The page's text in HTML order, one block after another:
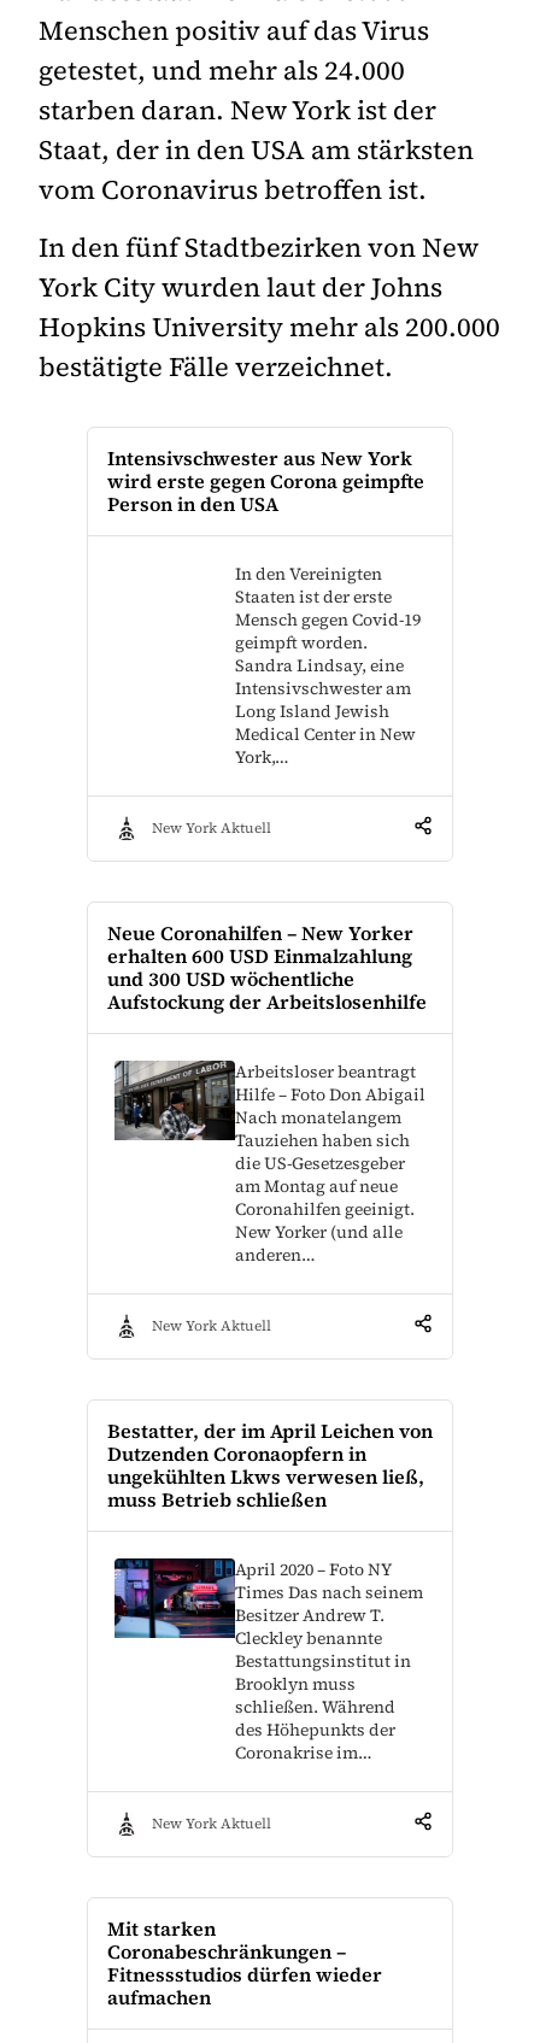
Menschen positiv auf das Virus
getestet, und mehr als 24.000
starben daran. New York ist der
Staat, der in den USA am stärksten
vom Coronavirus betroffen ist.
In den fünf Stadtbezirken von New
York City wurden laut der Johns
Hopkins University mehr als 200.000
bestätigte Fälle verzeichnet.
Intensivschwester aus New York
wird erste gegen Corona geimpfte
Person in den USA
In den Vereinigten
Staaten ist der erste
Mensch gegen Covid-19
geimpft worden.
Sandra Lindsay, eine
Intensivschwester am
Long Island Jewish
Medical Center in New
York,…
New York Aktuell
Neue Coronahilfen – New Yorker
erhalten 600 USD Einmalzahlung
und 300 USD wöchentliche
Aufstockung der Arbeitslosenhilfe
Arbeitsloser beantragt
Hilfe – Foto Don Abigail
Nach monatelangem
Tauziehen haben sich
die US-Gesetzesgeber
am Montag auf neue
Coronahilfen geeinigt.
New Yorker (und alle
anderen…
New York Aktuell
Bestatter, der im April Leichen von
Dutzenden Coronaopfern in
ungekühlten Lkws verwesen ließ,
muss Betrieb schließen
April 2020 – Foto NY
Times Das nach seinem
Besitzer Andrew T.
Cleckley benannte
Bestattungsinstitut in
Brooklyn muss
schließen. Während
des Höhepunkts der
Coronakrise im…
New York Aktuell
Mit starken
Coronabeschränkungen –
Fitnessstudios dürfen wieder
aufmachen